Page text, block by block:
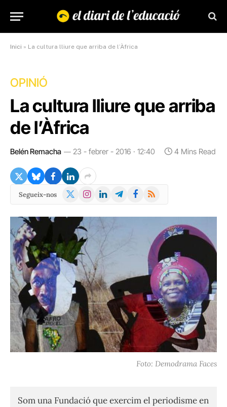
Inici » La cultura lliure que arriba de l’Àfrica
OPINIÓ
La cultura lliure que arriba
de l’Àfrica
Belén Remacha 23 - febrer - 2016 · 12:40 4 Mins Read
Segueix-nos
X
Instagram
LinkedInTelegramFacebook
RSS
Foto: Demodrama Faces
Som una Fundació que exercim el periodisme en